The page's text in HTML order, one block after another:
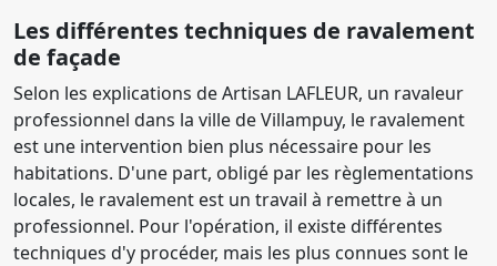
Les différentes techniques de ravalement
de façade
Selon les explications de Artisan LAFLEUR, un ravaleur
professionnel dans la ville de Villampuy, le ravalement
est une intervention bien plus nécessaire pour les
habitations. D'une part, obligé par les règlementations
locales, le ravalement est un travail à remettre à un
professionnel. Pour l'opération, il existe différentes
techniques d'y procéder, mais les plus connues sont le